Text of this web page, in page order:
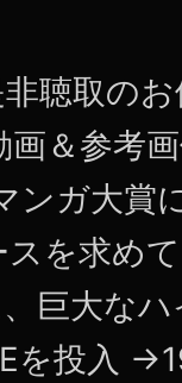
非聴取の
＆参考
ンガ大賞
スを求め
巨大な
を投入